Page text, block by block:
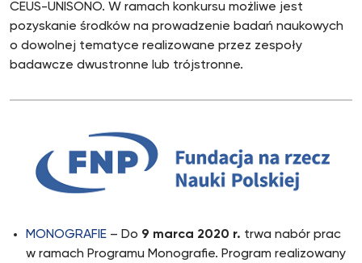
CEUS-UNISONO. W ramach konkursu możliwe jest
pozyskanie środków na prowadzenie badań naukowych
o dowolnej tematyce realizowane przez zespoły
badawcze dwustronne lub trójstronne.
MONOGRAFIE – Do 9 marca 2020 r. trwa nabór prac
w ramach Programu Monografie. Program realizowany